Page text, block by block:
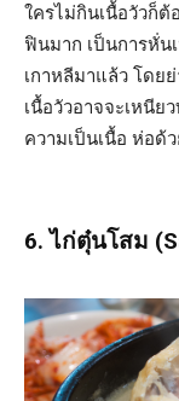
ใครไม่กินเนื้อวัวก็
ฟินมาก เป็นการหั่น
เกาหลีมาแล้ว โดย
เนื้อวัวอาจจะเหนีย
ความเป็นเนื้อ ห่อด้
6. ไก่ตุ๋นโสม